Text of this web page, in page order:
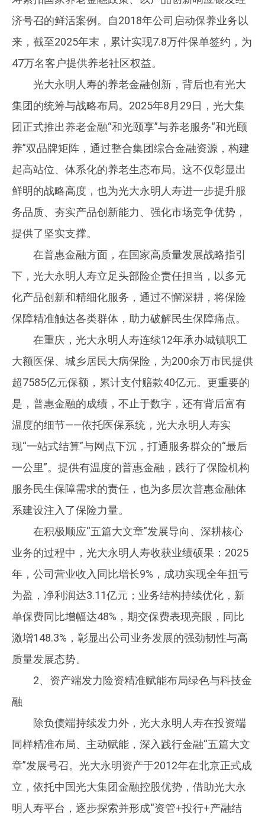
济号召的鲜活案例。自2018年公司启动保养业务以
来，截至2025年末，累计实现7.8万件保单签约，为
47万名客户提供养老社区权益。
光大永明人寿的养老金融创新，背后也有光大
集团的统筹与战略布局。2025年8月29日，光大集
团正式推出养老金融“和光颐享”与养老服务“和光颐
养”双品牌矩阵，通过整合集团综合金融资源，构建
起高站位、体系化的养老生态布局。这不仅彰显出
鲜明的战略高度，也为光大永明人寿进一步提升服
务品质、夯实产品创新能力、强化市场竞争优势，
提供了坚实支撑。
在普惠金融方面，在国家高质量发展战略指引
下，光大永明人寿立足头部险企责任担当，以多元
化产品创新和精细化服务，通过不懈深耕，将保险
保障精准触达各类群体，助力破解民生保障痛点。
在重庆，光大永明人寿连续12年承办城镇职工
大额医保、城乡居民大病保险，为200余万市民提供
超7585亿元保额，累计支付赔款40亿元。更重要的
是，普惠金融的成绩，不止于数字，还有背后富有
温度的细节——依托医保系统，光大永明人寿实
现“一站式结算”与网点下沉，打通服务群众的“最后
一公里”。提供有温度的普惠金融，践行了保险机构
服务民生保障需求的责任，也为多层次普惠金融体
系建设注入了保险力量。
在积极顺应“五篇大文章”发展导向、深耕核心
业务的过程中，光大永明人寿收获业绩硕果：2025
年，公司营业收入同比增长9%，成功实现全年扭亏
为盈，净利润达3.11亿元；业务结构持续优化，新
单保费同比增幅达48%，期交保费表现亮眼，同比
激增148.3%，彰显出公司业务发展的强劲韧性与高
质量发展态势。
2、资产端发力险资精准赋能布局绿色与科技金
融
除负债端持续发力外，光大永明人寿在投资端
同样精准布局、主动赋能，深入践行金融“五篇大文
章”发展号召。光大永明资产于2012年在北京正式成
立，依托中国光大集团金融控股优势，借助光大永
明人寿平台，逐步探索并形成“资管+投行+产融结